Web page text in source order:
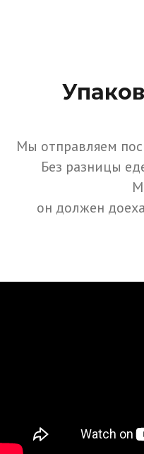
Мы отправляем
Без разницы
он должен